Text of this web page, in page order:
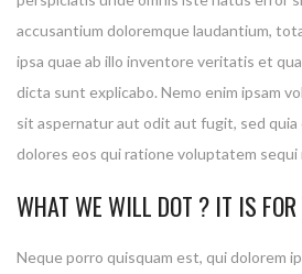
accusantium doloremque laudantium,
ipsa quae ab illo inventore veritatis et
dicta sunt explicabo. Nemo enim ipsam
sit aspernatur aut odit aut fugit, sed
dolores eos qui ratione voluptatem sequi
WHAT WE WILL DOT ? IT IS FOR
Neque porro quisquam est, qui dolorem